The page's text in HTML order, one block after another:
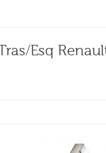
esq